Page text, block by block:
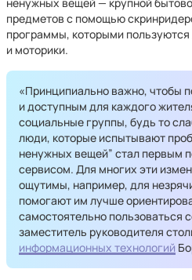
предметов с помощью
программы, которыми
и моторики.
«Принципиально важно, чтобы
и доступным для каждого
социальные группы, будь то
люди, которые испытывают
ненужных вещей” стал первым
сервисом. Для многих эти
ощутимы, например, для
помогают им лучше
самостоятельно пользоваться
заместитель руководителя
информационных технологий